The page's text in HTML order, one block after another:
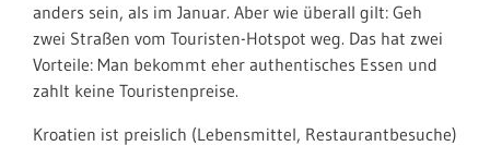
anders sein, als im Januar. Aber wie überall gilt: Geh
zwei Straßen vom Touristen-Hotspot weg. Das hat zwei
Vorteile: Man bekommt eher authentisches Essen und
zahlt keine Touristenpreise.
Kroatien ist preislich (Lebensmittel, Restaurantbesuche)